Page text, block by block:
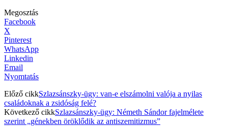
Megosztás
Facebook
X
Pinterest
WhatsApp
Linkedin
Email
Nyomtatás
Előző cikkSzlazsánszky-ügy: van-e elszámolni valója a nyilas
családoknak a zsidóság felé?
Következő cikkSzlazsánszky-ügy: Németh Sándor fajelmélete
szerint „génekben öröklődik az antiszemitizmus”